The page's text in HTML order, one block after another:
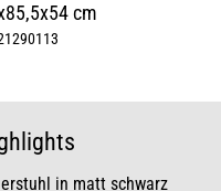
cm
in matt schwarz